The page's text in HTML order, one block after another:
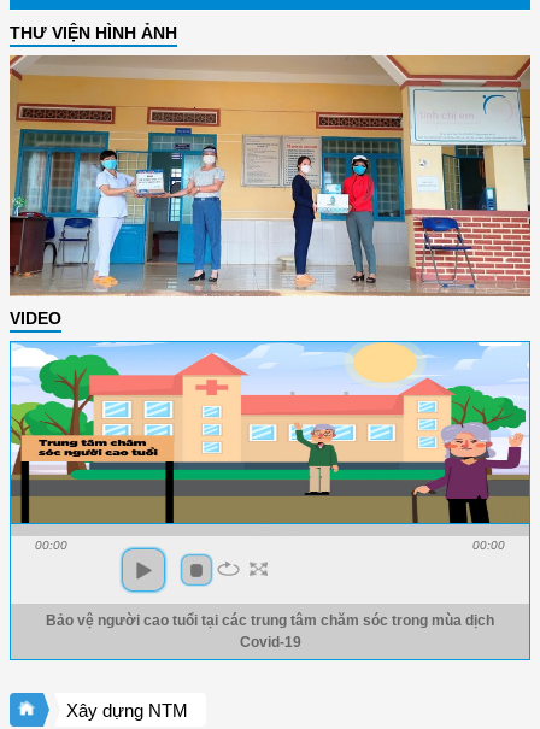
THƯ VIỆN HÌNH ẢNH
VIDEO
00:00 00:00
Bảo vệ người cao tuổi tại các trung tâm chăm sóc trong mùa dịch
Covid-19
Xây dựng NTM